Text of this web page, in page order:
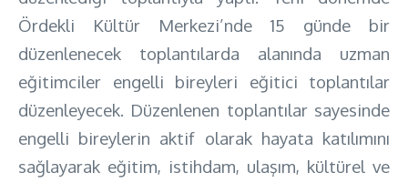
Ördekli Kültür Merkezi’nde 15 günde bir
düzenlenecek toplantılarda alanında uzman
eğitimciler engelli bireyleri eğitici toplantılar
düzenleyecek. Düzenlenen toplantılar sayesinde
engelli bireylerin aktif olarak hayata katılımını
sağlayarak eğitim, istihdam, ulaşım, kültürel ve